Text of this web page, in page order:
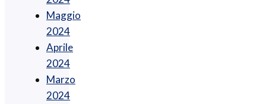
Maggio
2024
Aprile
2024
Marzo
2024